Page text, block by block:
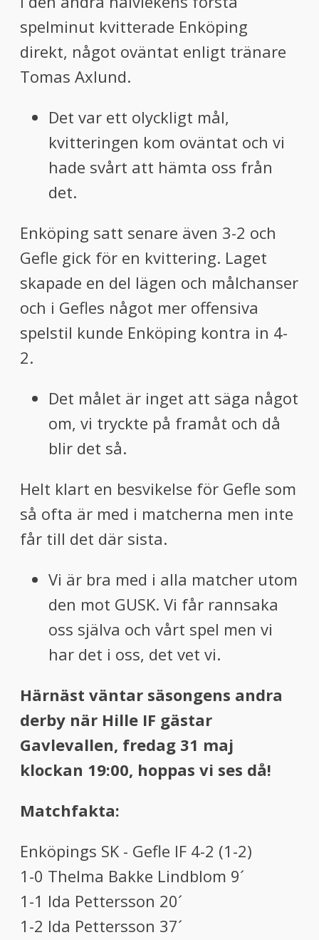
spelminut kvitterade Enköping
direkt, något oväntat enligt tränare
Tomas Axlund.
Det var ett olyckligt mål,
kvitteringen kom oväntat och vi
hade svårt att hämta oss från
det.
Enköping satt senare även 3-2 och
Gefle gick för en kvittering. Laget
skapade en del lägen och målchanser
och i Gefles något mer offensiva
spelstil kunde Enköping kontra in 4-
2.
Det målet är inget att säga något
om, vi tryckte på framåt och då
blir det så.
Helt klart en besvikelse för Gefle som
så ofta är med i matcherna men inte
får till det där sista.
Vi är bra med i alla matcher utom
den mot GUSK. Vi får rannsaka
oss själva och vårt spel men vi
har det i oss, det vet vi.
Härnäst väntar säsongens andra
derby när Hille IF gästar
Gavlevallen, fredag 31 maj
klockan 19:00, hoppas vi ses då!
Matchfakta:
Enköpings SK - Gefle IF 4-2 (1-2)
1-0 Thelma Bakke Lindblom 9´
1-1 Ida Pettersson 20´
1-2 Ida Pettersson 37´